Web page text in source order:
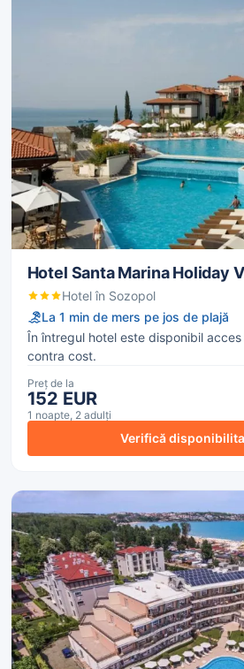
Hotel Santa Marina Holiday
Hotel în Sozopol
La 1 min de mers pe jos de plajă
În întregul hotel este disponibil acces
contra cost.
Preț de la
152 EUR
1 noapte, 2 adulți
Verifică